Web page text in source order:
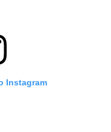
Instagram